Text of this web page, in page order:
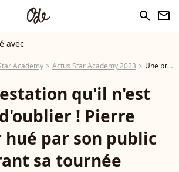
search newsletter
avec
Academy Actus Star Academy 2023 Une prestation qu'il n'est prêt d'oublier ! Pierre Garnier hué par son public durant sa tournée
qu'il n'est
! Pierre
hué par son public
sa tournée